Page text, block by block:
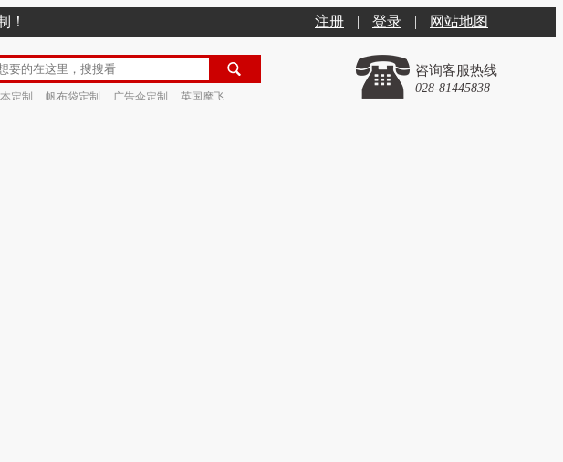
！ 注册 | 登录 | 网站地图
定制 帆布袋定制 广告伞定制 英国摩飞
咨询客服热线
028-81445838